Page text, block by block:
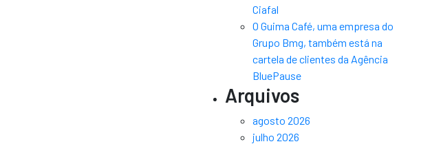
Ciafal
O Guima Café, uma empresa do
Grupo Bmg, também está na
cartela de clientes da Agência
BluePause
Arquivos
agosto 2026
julho 2026